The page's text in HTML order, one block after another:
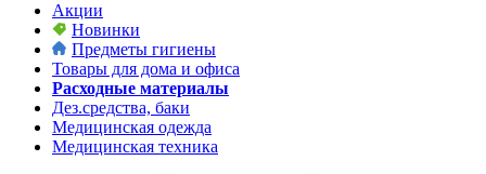
Акции
Новинки
Предметы гигиены
Товары для дома и офиса
Расходные материалы
Дез.средства, баки
Медицинская одежда
Медицинская техника